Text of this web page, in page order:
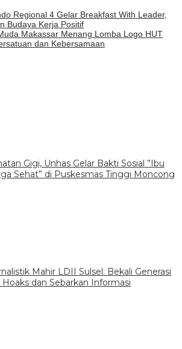
Regional 4 Gelar Breakfast With Leader,
Budaya Kerja Positif
Makassar Menang Lomba Logo HUT
dan Kebersamaan
Gigi, Unhas Gelar Bakti Sosial ”Ibu
Sehat” di Puskesmas Tinggi Moncong
Mahir LDII Sulsel: Bekali Generasi
Hoaks dan Sebarkan Informasi